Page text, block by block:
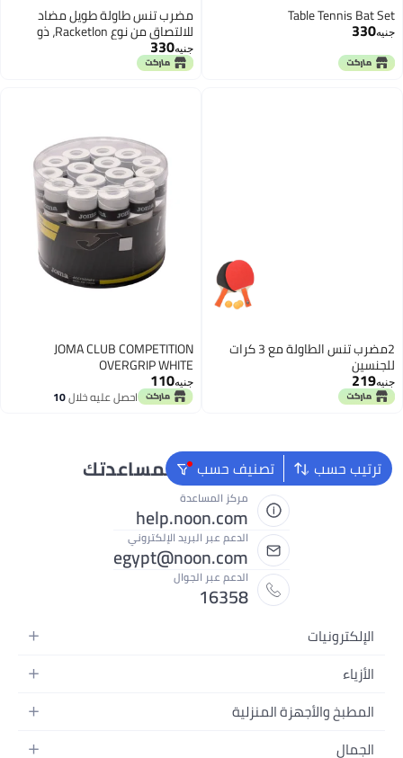
Table Tennis Bat Set
جنيه330
مضرب تنس طاولة طويل مضاد
للالتصاق من نوع Racketlon، ذو
وجهين، مزود بحامل قلم
جنيه330
2مضرب تنس الطاولة مع 3 كرات
للجنسين
جنيه219
JOMA CLUB COMPETITION
OVERGRIP WHITE
جنيه110
احصل عليه خلال10
ترتيب حسب تصنيف حسب
نحن دائماً جاهزون لمساعدتك
مركز المساعدة
help.noon.com
الدعم عبر البريد الإلكتروني
egypt@noon.com
الدعم عبر الجوال
16358
الإلكترونيات
الهواتف المتحركة
أجهزة الكمبيوتر المحمولة
الأجهزة المنزلية
الأزياء
أزياء نسائية
المطبخ والأجهزة المنزلية
المطبخ وأدوات الطعام
الجمال